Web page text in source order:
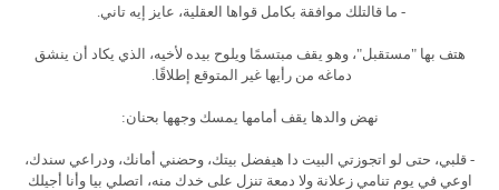
- ما قالتلك موافقة بكامل قواها العقلية، عايز إيه تاني.
هتف بها "مستقبل"، وهو يقف مبتسمًا ويلوح بيده لأخيه، الذي يكاد أن ينشق
دماغه من رأيها غير المتوقع إطلاقًا.
نهض والدها يقف أمامها يمسك وجهها بحنان:
- قلبي، حتى لو اتجوزتي البيت دا هيفضل بيتك، وحضني أمانك، ودراعي سندك،
اوعي في يوم تنامي زعلانة ولا دمعة تنزل على خدك منه، اتصلي بيا وأنا أجيلك